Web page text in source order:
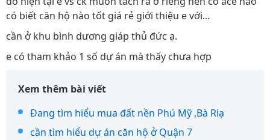
có biết căn hộ nào tốt giá rẻ giới thiệu e với...
cần ở khu bình dương giáp thủ đức ạ.
e có tham khảo 1 số dự án mà thấy chưa hợp
Xem thêm bài viết
Đang tìm hiểu mua đất nền Phú Mỹ ,Bà Riạ
cần tìm hiểu dự án căn hộ ở Quận 7